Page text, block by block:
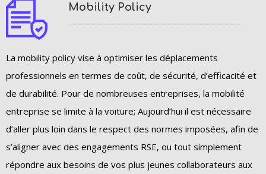
Mobility Policy
La mobility policy vise à optimiser les déplacements
professionnels en termes de coût, de sécurité, d’efficacité et
de durabilité. Pour de nombreuses entreprises, la mobilité
entreprise se limite à la voiture; Aujourd’hui il est nécessaire
d’aller plus loin dans le respect des normes imposées, afin de
s’aligner avec des engagements RSE, ou tout simplement
répondre aux besoins de vos plus jeunes collaborateurs aux